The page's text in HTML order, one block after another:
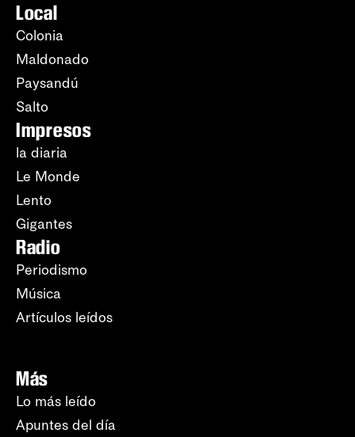
Local
Colonia
Maldonado
Paysandú
Salto
Impresos
la diaria
Le Monde
Lento
Gigantes
Radio
Periodismo
Música
Artículos leídos
Más
Lo más leído
Apuntes del día